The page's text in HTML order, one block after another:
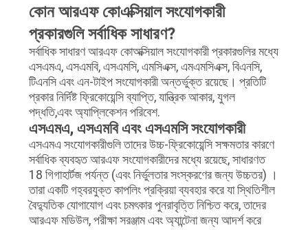
কোন আরএফ কোএক্সিয়াল সংযোগকারী
প্রকারগুলি সর্বাধিক সাধারণ?
সর্বাধিক সাধারণ আরএফ কোঅক্সিয়াল সংযোগকারী প্রকারগুলির মধ্যে
এসএমএ, এসএমবি, এসএমসি, এমসিএক্স, এমএমসিএক্স, বিএনসি,
টিএনসি এবং এন-টাইপ সংযোগকারী অন্তর্ভুক্ত রয়েছে। প্রতিটি
প্রকার নির্দিষ্ট ফ্রিকোয়েন্সি ব্যাপ্তি, যান্ত্রিক আকার, যুগল
পদ্ধতি,এবং অ্যাপ্লিকেশন পরিবেশ.
এসএমএ, এসএমবি এবং এসএমসি সংযোগকারী
এসএমএ সংযোগকারীগুলি তাদের উচ্চ-ফ্রিকোয়েন্সি সক্ষমতার কারণে
সর্বাধিক ব্যবহৃত আরএফ সংযোগকারীদের মধ্যে রয়েছে, সাধারণত
18 গিগাহার্টজ পর্যন্ত (এবং নির্ভুলতার সংস্করণের জন্য উচ্চতর) ।
তারা একটি গহ্বরযুক্ত কাপলিং প্রক্রিয়া ব্যবহার করে যা স্থিতিশীল
বৈদ্যুতিক যোগাযোগ এবং চমৎকার পুনরাবৃত্তি নিশ্চিত করে, তাদের
আরএফ মডিউল, পরীক্ষা সরঞ্জাম এবং অ্যান্টেনা জন্য আদর্শ করে